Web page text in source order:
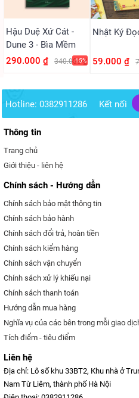
Hậu Duệ Xứ Cát -
Dune 3 - Bìa Mềm
290.000 ₫
340.000 ₫
-15%
Nhật Ký
59.000 ₫
Hotline: 0382911286 Kết nối
Thông tin
Trang chủ
Giới thiệu - liên hệ
Chính sách - Hướng dẫn
Chính sách bảo mật thông tin
Chính sách bảo hành
Chính sách đổi trả, hoàn tiền
Chính sách kiểm hàng
Chính sách vận chuyển
Chính sách xử lý khiếu nại
Chính sách thanh toán
Hướng dẫn mua hàng
Nghĩa vụ của các bên trong mỗi giao
Tích điểm - tiêu điểm
Liên hệ
Địa chỉ: Lô số khu 33BT2, Khu nhà ở
Nam Từ Liêm, thành phố Hà Nội